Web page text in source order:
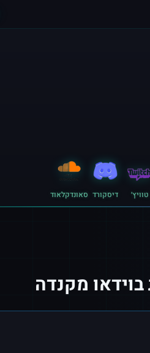
טוויץ׳ דיסקורד סאונדקלאוד
בוידאו מקנדה